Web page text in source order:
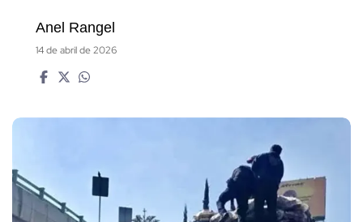
Anel Rangel
14 de abril de 2026